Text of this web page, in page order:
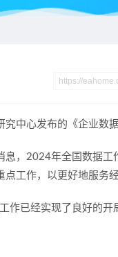
究中心发布的《企业数
息，2024年全国数据
工作，以更好地服务
作已经实现了良好的开